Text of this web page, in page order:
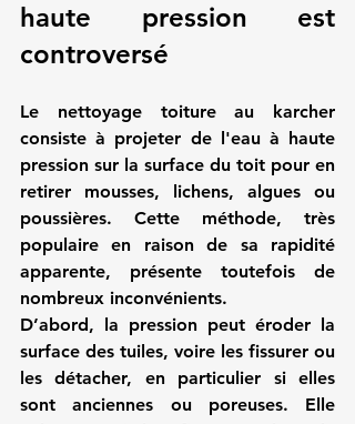
haute pression est
controversé
Le nettoyage toiture au karcher
consiste à projeter de l'eau à haute
pression sur la surface du toit pour en
retirer mousses, lichens, algues ou
poussières. Cette méthode, très
populaire en raison de sa rapidité
apparente, présente toutefois de
nombreux inconvénients.
D’abord, la pression peut éroder la
surface des tuiles, voire les fissurer ou
les détacher, en particulier si elles
sont anciennes ou poreuses. Elle